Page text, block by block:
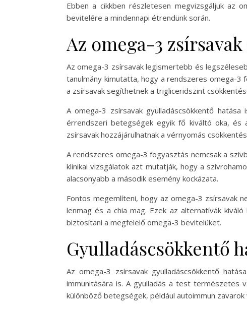
Ebben a cikkben részletesen megvizsgáljuk az
bevitelére a mindennapi étrendünk során.
Az omega-3
Az omega-3 zsírsavak legismertebb és
tanulmány kimutatta, hogy a rendszeres omega-3
a zsírsavak segíthetnek a trigliceridszint
A omega-3 zsírsavak gyulladáscsökkentő
érrendszeri betegségek egyik fő kiváltó oka, és
zsírsavak hozzájárulhatnak a vérnyomás
A rendszeres omega-3 fogyasztás nemcsak a
klinikai vizsgálatok azt mutatják, hogy a
alacsonyabb a második esemény kockázata.
Fontos megemlíteni, hogy az omega-3 zsírsavak
lenmag és a chia mag. Ezek az alternatívák
biztosítani a megfelelő omega-3 bevitelüket.
Gyulladáscsökkentő
Az omega-3 zsírsavak gyulladáscsökkentő
immunitására is. A gyulladás a test természetes
különböző betegségek, például autoimmun